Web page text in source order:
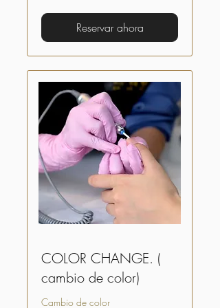
Reservar ahora
COLOR CHANGE. (
cambio de color)
Cambio de color